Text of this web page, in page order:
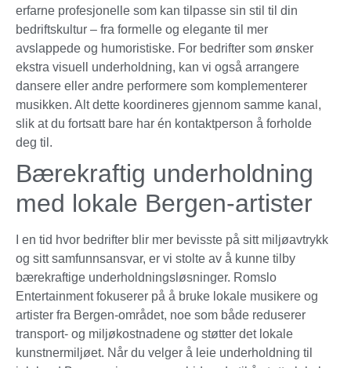
erfarne profesjonelle som kan tilpasse sin stil til din
bedriftskultur – fra formelle og elegante til mer
avslappede og humoristiske. For bedrifter som ønsker
ekstra visuell underholdning, kan vi også arrangere
dansere eller andre performere som komplementerer
musikken. Alt dette koordineres gjennom samme kanal,
slik at du fortsatt bare har én kontaktperson å forholde
deg til.
Bærekraftig underholdning
med lokale Bergen-artister
I en tid hvor bedrifter blir mer bevisste på sitt miljøavtrykk
og sitt samfunnsansvar, er vi stolte av å kunne tilby
bærekraftige underholdningsløsninger. Romslo
Entertainment fokuserer på å bruke lokale musikere og
artister fra Bergen-området, noe som både reduserer
transport- og miljøkostnadene og støtter det lokale
kunstnermiljøet. Når du velger å leie underholdning til